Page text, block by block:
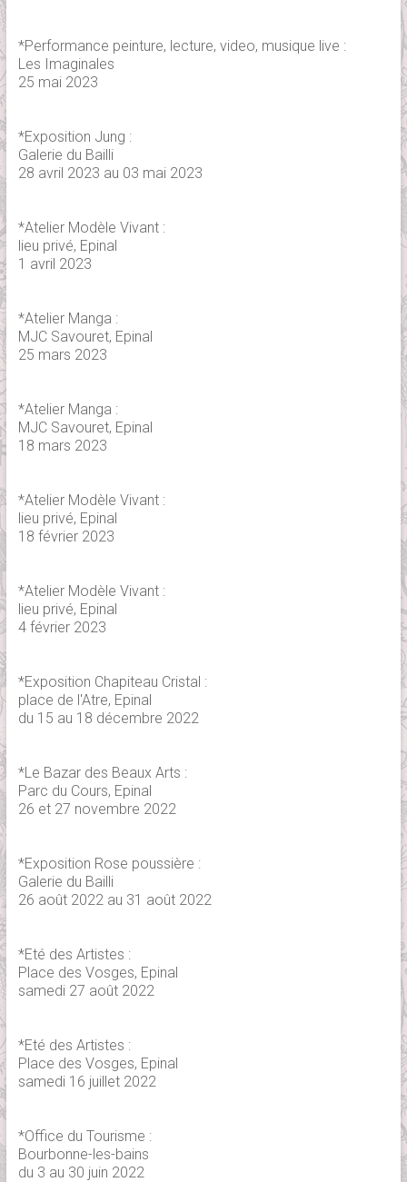
*Performance peinture, lecture, video, musique live :
Les Imaginales
25 mai 2023
*Exposition Jung :
Galerie du Bailli
28 avril 2023 au 03 mai 2023
*Atelier Modèle Vivant :
lieu privé, Epinal
1 avril 2023
*Atelier Manga :
MJC Savouret, Epinal
25 mars 2023
*Atelier Manga :
MJC Savouret, Epinal
18 mars 2023
*Atelier Modèle Vivant :
lieu privé, Epinal
18 février 2023
*Atelier Modèle Vivant :
lieu privé, Epinal
4 février 2023
*Exposition Chapiteau Cristal :
place de l'Atre, Epinal
du 15 au 18 décembre 2022
*Le Bazar des Beaux Arts :
Parc du Cours, Epinal
26 et 27 novembre 2022
*Exposition Rose poussière :
Galerie du Bailli
26 août 2022 au 31 août 2022
*Eté des Artistes :
Place des Vosges, Epinal
samedi 27 août 2022
*Eté des Artistes :
Place des Vosges, Epinal
samedi 16 juillet 2022
*Office du Tourisme :
Bourbonne-les-bains
du 3 au 30 juin 2022